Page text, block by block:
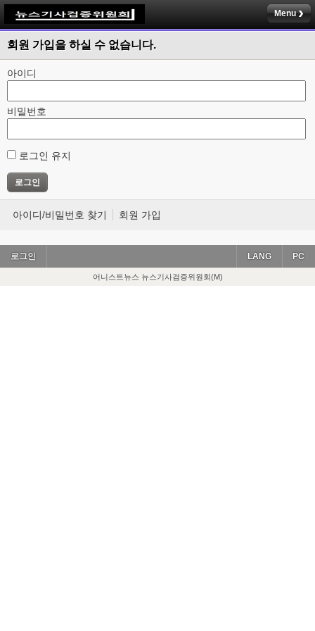
Menu
회원 가입을 하실 수 없습니다.
아이디
비밀번호
로그인 유지
아이디/비밀번호 찾기 회원 가입
로그인 PC
LANG
어니스트뉴스 뉴스기사검증위원회(M)